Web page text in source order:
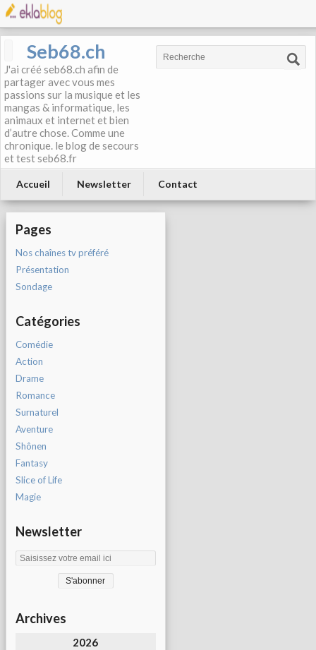
Seb68.ch
J'ai créé seb68.ch afin de
partager avec vous mes
passions sur la musique et les
mangas & informatique, les
animaux et internet et bien
d’autre chose. Comme une
chronique. le blog de secours
et test seb68.fr
Accueil Newsletter Contact
Pages
Nos chaînes tv préféré
Présentation
Sondage
Catégories
Comédie
Action
Drame
Romance
Surnaturel
Aventure
Shônen
Fantasy
Slice of Life
Magie
Newsletter
Archives
2026